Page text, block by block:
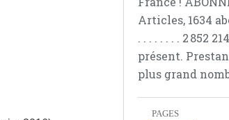
Articles, 1634
. . . . . . . . 2 852
présent.
plus grand
PAGES